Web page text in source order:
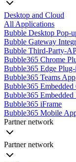
Desktop and Cloud
All Applications
Bubble Desktop Pop-
Bubble Gateway
Bubble Third-Party-
Bubble365 Chrome
Bubble365 Edge
Bubble365 Teams App
Bubble365
Bubble365 Embedded
Bubble365 iFrame
Bubble365 Mobile
Partner network
Partner network